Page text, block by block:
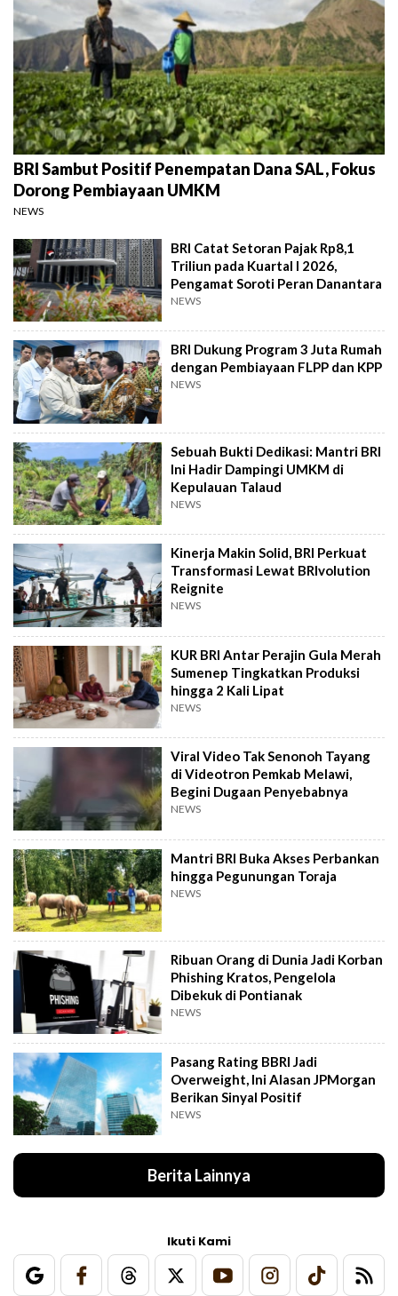
BRI Sambut Positif Penempatan Dana SAL, Fokus
Dorong Pembiayaan UMKM
NEWS
BRI Catat Setoran Pajak Rp8,1
Triliun pada Kuartal I 2026,
Pengamat Soroti Peran Danantara
NEWS
BRI Dukung Program 3 Juta Rumah
dengan Pembiayaan FLPP dan KPP
NEWS
Sebuah Bukti Dedikasi: Mantri BRI
Ini Hadir Dampingi UMKM di
Kepulauan Talaud
NEWS
Kinerja Makin Solid, BRI Perkuat
Transformasi Lewat BRIvolution
Reignite
NEWS
KUR BRI Antar Perajin Gula Merah
Sumenep Tingkatkan Produksi
hingga 2 Kali Lipat
NEWS
Viral Video Tak Senonoh Tayang
di Videotron Pemkab Melawi,
Begini Dugaan Penyebabnya
NEWS
Mantri BRI Buka Akses Perbankan
hingga Pegunungan Toraja
NEWS
Ribuan Orang di Dunia Jadi Korban
Phishing Kratos, Pengelola
Dibekuk di Pontianak
NEWS
Pasang Rating BBRI Jadi
Overweight, Ini Alasan JPMorgan
Berikan Sinyal Positif
NEWS
Berita Lainnya
Ikuti Kami